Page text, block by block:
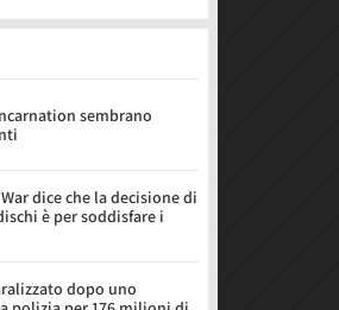
sembrano
dice che la decisione di
è per soddisfare i
dopo uno